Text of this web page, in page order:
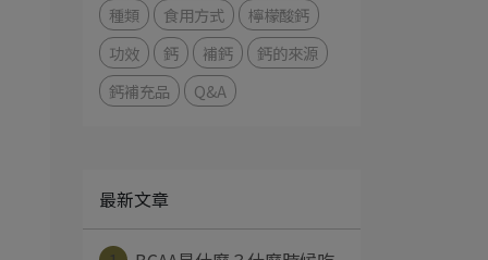
種類
食用方式
檸檬酸鈣
功效
鈣 補鈣
鈣的來源
鈣補充品
Q&A
最新文章